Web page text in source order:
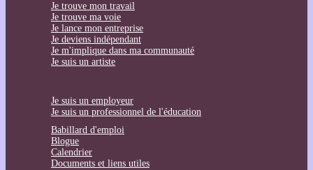
Je trouve mon travail
Je trouve ma voie
Je lance mon entreprise
Je deviens indépendant
Je m'implique dans ma communauté
Je suis un artiste
Je suis un employeur
Je suis un professionnel de l'éducation
Babillard d'emploi
Blogue
Calendrier
Documents et liens utiles